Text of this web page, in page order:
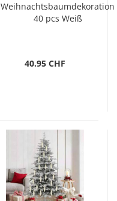
Weihnachtsbaumdekoration
40 pcs Weiß
40.95 CHF